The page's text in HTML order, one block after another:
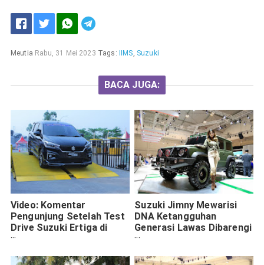
Meutia Rabu, 31 Mei 2023 Tags: IIMS, Suzuki
BACA JUGA:
Video: Komentar
Pengunjung Setelah Test
Drive Suzuki Ertiga di
GIIAS 2019
Suzuki Jimny Mewarisi
DNA Ketangguhan
Generasi Lawas Dibarengi
Fitur Off-Roader Pro